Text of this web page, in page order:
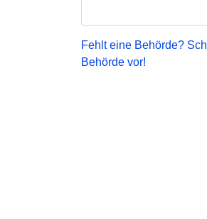
Fehlt eine Behörde?
Behörde vor!